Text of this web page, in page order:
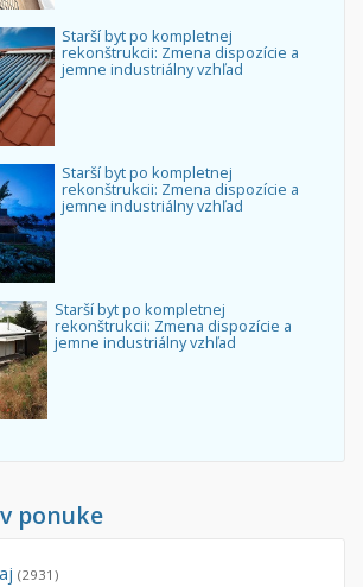
Starší byt po kompletnej
rekonštrukcii: Zmena dispozície a
jemne industriálny vzhľad
Starší byt po kompletnej
rekonštrukcii: Zmena dispozície a
jemne industriálny vzhľad
Starší byt po kompletnej
rekonštrukcii: Zmena dispozície a
jemne industriálny vzhľad
ponuke
(2931)